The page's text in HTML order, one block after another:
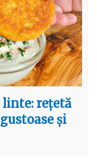
linte: rețetă
și